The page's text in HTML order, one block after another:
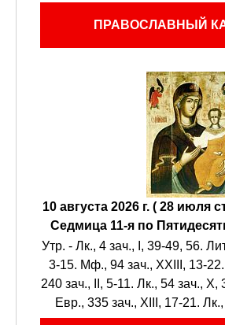
ПРАВОСЛАВНЫЙ
10 августа 2026 г. ( 28 июля
Седмица 11-я по
Утр. - Лк., 4 зач., I, 39-49, 56.
3-15. Мф., 94 зач., XXIII, 13-22.
240 зач., II, 5-11. Лк., 54 зач., X,
Евр., 335 зач., XIII, 17-21.